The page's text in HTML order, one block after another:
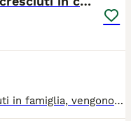
Si cedono cuccioli a 3 mesi cresciuti in famiglia, vengono ceduti con il pro vaccino e due sverminaziomi e a seguire visita veyerinaris. vengo o ceduti a 650 euro